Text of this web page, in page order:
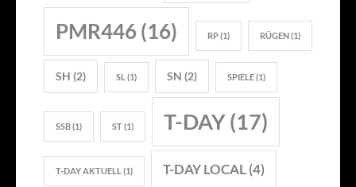
PMR446(16) RP(1) RÜGEN(1)
SH (2) SL (1) SN (2) SPIELE(1)
SSB(1) ST(1) T-DAY(17)
T-DAY AKTUELL (1) T-DAY LOCAL(4)